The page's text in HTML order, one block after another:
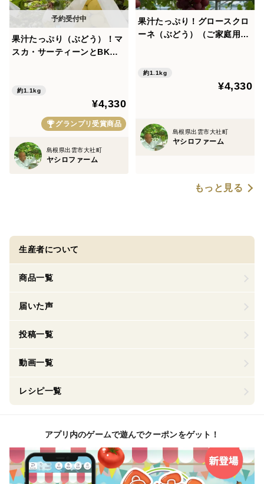
果汁たっぷり（ぶどう）！マ
スカ・サーティーンとBKシ
約1.1kg
¥4,330
グランプリ受賞商品
島根県出雲市大社町
ヤシロファーム
果汁たっぷり！グロースクロ
ーネ（ぶどう）（ご家庭用1.
約1.1kg
¥4,330
島根県出雲市大社町
ヤシロファーム
もっと見る
生産者について
商品一覧
届いた声
投稿一覧
動画一覧
レシピ一覧
アプリ内のゲームで遊んでクーポンをゲット！